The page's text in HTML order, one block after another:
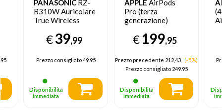
PANASONIC RZ-
B310W Auricolare
True Wireless
ear Musica e
Chiamate
Bluetooth Nero
€39,99
Prezzo consigliato49.95
Disponibilità
immediata
APPLE AirPods
Pro (terza
generazione)
Wireless Stereo
(TWS) In-ear
€199,95
Prezzo precedente 212,43
(-5%)
Prezzo consigliato249.95
Disponibilità
immediata